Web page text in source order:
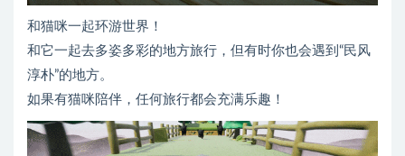
和猫咪一起环游世界！
和它一起去多姿多彩的地方旅行，但有时你也会遇到“民风
淳朴”的地方。
如果有猫咪陪伴，任何旅行都会充满乐趣！